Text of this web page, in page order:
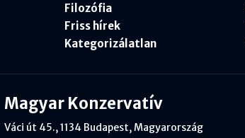
Filozófia
Friss hírek
Kategorizálatlan
Magyar Konzervatív
Váci út 45., 1134 Budapest, Magyarország